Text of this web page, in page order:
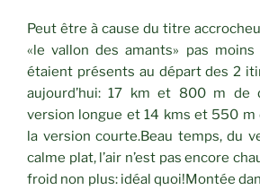
Peut être à cause du titre
«le vallon des amants» pas
étaient présents au départ des 2
aujourd’hui: 17 km et 800 m de
version longue et 14 kms et 550 m
la version courte.Beau temps, du
calme plat, l’air n’est pas encore
froid non plus: idéal quoi!Montée